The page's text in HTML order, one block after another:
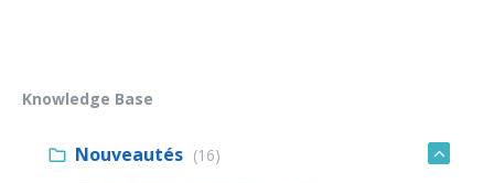
Knowledge Base
Nouveautés (16)